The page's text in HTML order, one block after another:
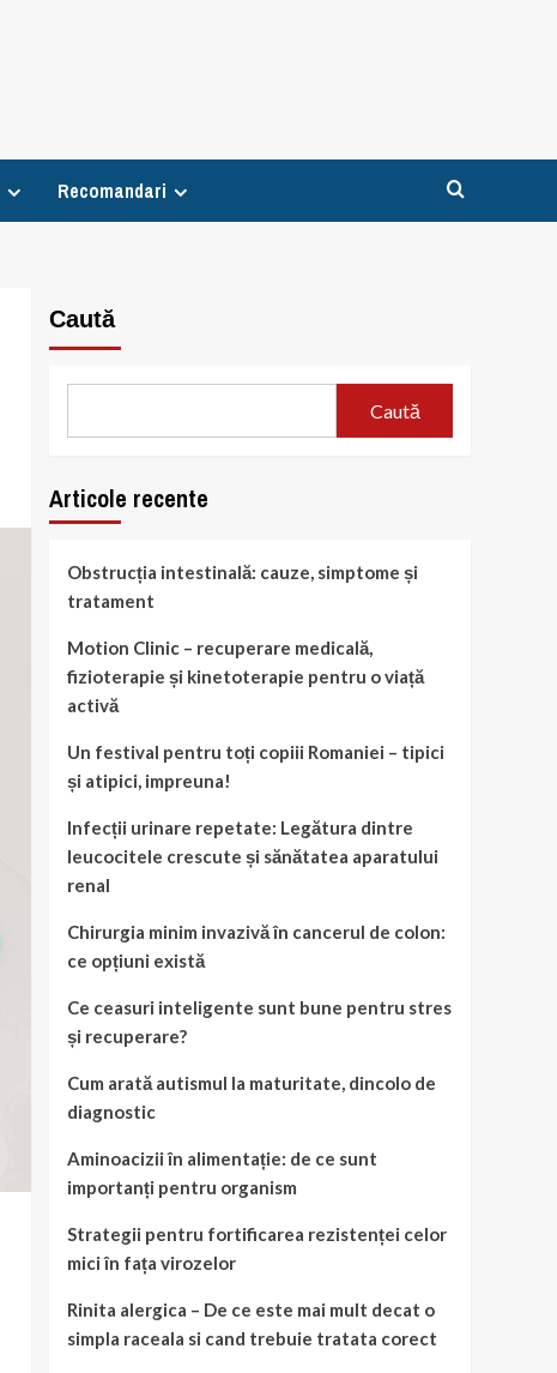
Recomandari
Caută
Caută
Articole recente
Obstrucția intestinală: cauze, simptome și
tratament
Motion Clinic – recuperare medicală,
fizioterapie și kinetoterapie pentru o viață
activă
Un festival pentru toți copiii Romaniei – tipici
și atipici, impreuna!
Infecții urinare repetate: Legătura dintre
leucocitele crescute și sănătatea aparatului
renal
Chirurgia minim invazivă în cancerul de colon:
ce opțiuni există
Ce ceasuri inteligente sunt bune pentru stres
și recuperare?
Cum arată autismul la maturitate, dincolo de
diagnostic
Aminoacizii în alimentație: de ce sunt
importanți pentru organism
Strategii pentru fortificarea rezistenței celor
mici în fața virozelor
Rinita alergica – De ce este mai mult decat o
simpla raceala si cand trebuie tratata corect